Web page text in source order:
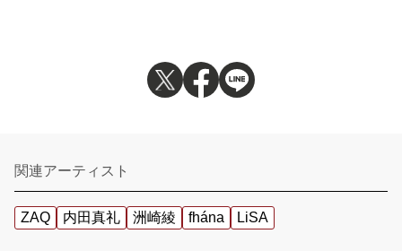
関連アーティスト
ZAQ 内田真礼 洲崎綾 fhána LiSA